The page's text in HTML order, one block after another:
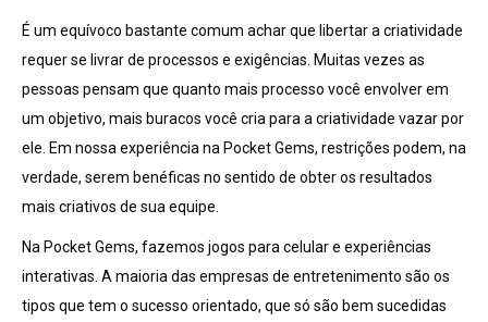
É um equívoco bastante comum achar que libertar a criatividade
requer se livrar de processos e exigências. Muitas vezes as
pessoas pensam que quanto mais processo você envolver em
um objetivo, mais buracos você cria para a criatividade vazar por
ele. Em nossa experiência na Pocket Gems, restrições podem, na
verdade, serem benéficas no sentido de obter os resultados
mais criativos de sua equipe.
Na Pocket Gems, fazemos jogos para celular e experiências
interativas. A maioria das empresas de entretenimento são os
tipos que tem o sucesso orientado, que só são bem sucedidas